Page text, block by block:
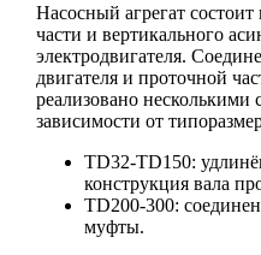
Насосный агрегат состоит
части и вертикального
электродвигателя.
двигателя и проточной
реализовано несколькими
зависимости от
TD32-TD150:
конструкция вала
TD200-300:
муфты.